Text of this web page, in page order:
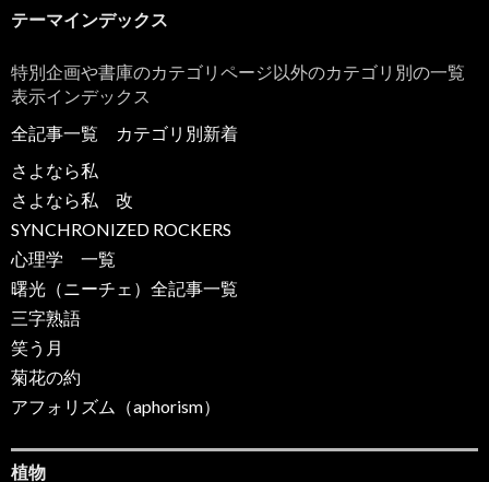
テーマインデックス
特別企画や書庫のカテゴリページ以外のカテゴリ別の一覧
表示インデックス
全記事一覧
カテゴリ別新着
さよなら私
さよなら私 改
SYNCHRONIZED ROCKERS
心理学 一覧
曙光（ニーチェ）全記事一覧
三字熟語
笑う月
菊花の約
アフォリズム（aphorism）
植物